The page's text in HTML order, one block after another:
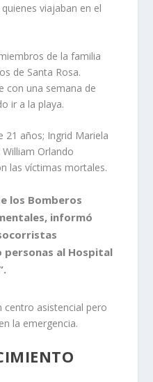
viajaban en el
de la familia
de Santa Rosa.
con una semana de
ir a la playa.
21 años; Ingrid Mariela
Orlando
las víctimas mortales.
los Bomberos
informó
al Hospital
centro asistencial pero
la emergencia.